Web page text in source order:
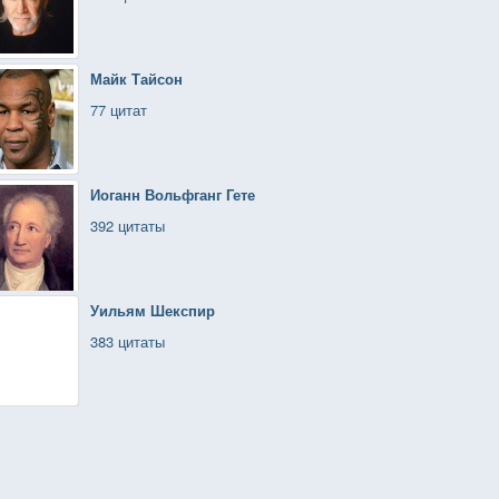
Майк Тайсон
77 цитат
Иоганн Вольфганг Гете
392 цитаты
Уильям Шекспир
383 цитаты